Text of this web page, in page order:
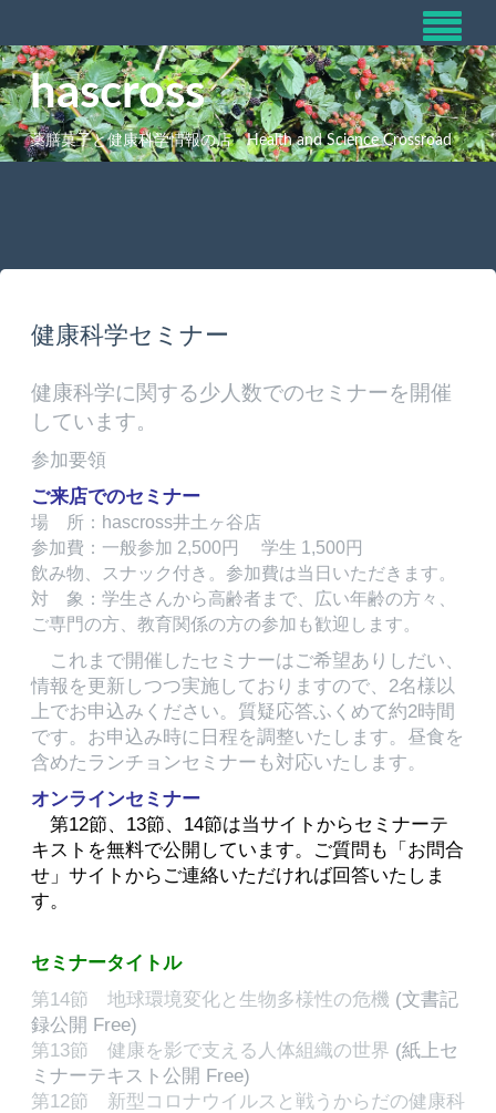
hascross
薬膳菓子と健康科学情報の店 Health and Science Crossroad
健康科学セミナー
健康科学に関する少人数でのセミナーを開催
しています。
参加要領
ご来店でのセミナー
場 所：hascross井土ヶ谷店
参加費：一般参加 2,500円 学生 1,500円
飲み物、スナック付き。参加費は当日いただきます。
対 象：学生さんから高齢者まで、広い年齢の方々、
ご専門の方、教育関係の方の参加も歓迎します。
これまで開催したセミナーはご希望ありしだい、
情報を更新しつつ実施しておりますので、2名様以
上でお申込みください。質疑応答ふくめて約2時間
です。お申込み時に日程を調整いたします。昼食を
含めたランチョンセミナーも対応いたします。
オンラインセミナー
第12節、13節、14節は当サイトからセミナーテ
キストを無料で公開しています。ご質問も「お問合
せ」サイトからご連絡いただければ回答いたしま
す。
セミナータイトル
第14節 地球環境変化と生物多様性の危機 (文書記
録公開 Free)
第13節 健康を影で支える人体組織の世界 (紙上セ
ミナーテキスト公開 Free)
第12節 新型コロナウイルスと戦うからだの健康科